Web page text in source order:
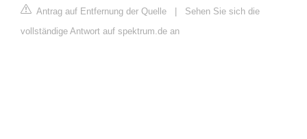
Antrag auf Entfernung der Quelle | Sehen Sie sich die
vollständige Antwort auf spektrum.de an